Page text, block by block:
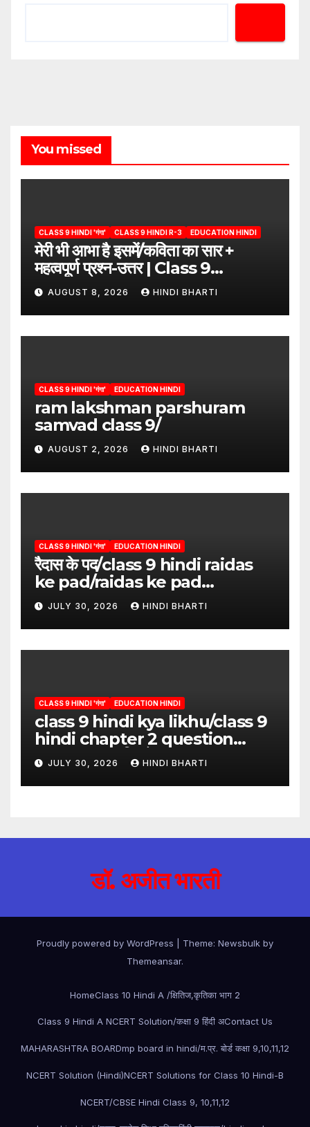
You missed
CLASS 9 HINDI 'गंगा' CLASS 9 HINDI R-3 EDUCATION HINDI
मेरी भी आभा है इसमें/कविता का सार +
महत्वपूर्ण प्रश्न-उत्तर | Class 9
Hindi”/meri bhi abha hai isme
question answers
AUGUST 8, 2026 HINDI BHARTI
CLASS 9 HINDI 'गंगा' EDUCATION HINDI
ram lakshman parshuram
samvad class 9/
AUGUST 2, 2026 HINDI BHARTI
CLASS 9 HINDI 'गंगा' EDUCATION HINDI
रैदास के पद/class 9 hindi raidas
ke pad/raidas ke pad
question answer/raidas ke
pad class 9
JULY 30, 2026 HINDI BHARTI
CLASS 9 HINDI 'गंगा' EDUCATION HINDI
class 9 hindi kya likhu/class 9
hindi chapter 2 question
answer/क्या लिखूँ-पदुमलाल/class 9
hindi
JULY 30, 2026 HINDI BHARTI
डॉ. अजीत भारती
Proudly powered by WordPress Theme: Newsbulk by
Themeansar.
HomeClass 10 Hindi A /क्षितिज,कृतिका भाग 2
Class 9 Hindi A NCERT Solution/कक्षा 9 हिंदी अContact Us
MAHARASHTRA BOARDmp board in hindi/म.प्र. बोर्ड कक्षा 9,10,11,12
NCERT Solution (Hindi)NCERT Solutions for Class 10 Hindi-B
NCERT/CBSE Hindi Class 9, 10,11,12